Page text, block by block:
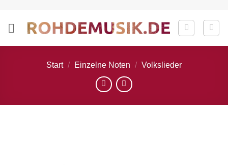
springen
Start / Einzelne Noten / Volkslieder